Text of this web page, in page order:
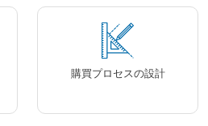
購買プロセスの設計